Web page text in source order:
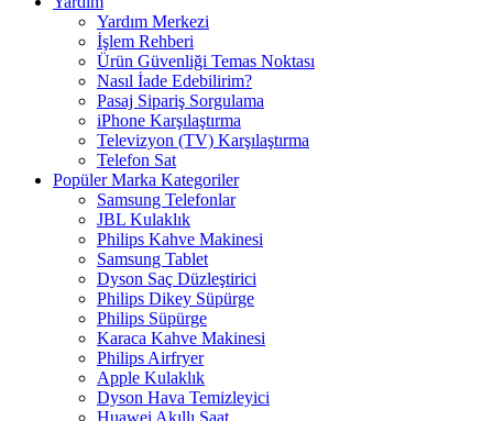
Yardım Merkezi
İşlem Rehberi
Ürün Güvenliği Temas Noktası
Nasıl İade Edebilirim?
Pasaj Sipariş Sorgulama
iPhone Karşılaştırma
Televizyon (TV) Karşılaştırma
Telefon Sat
Popüler Marka Kategoriler
Samsung Telefonlar
JBL Kulaklık
Philips Kahve Makinesi
Samsung Tablet
Dyson Saç Düzleştirici
Philips Dikey Süpürge
Philips Süpürge
Karaca Kahve Makinesi
Philips Airfryer
Apple Kulaklık
Dyson Hava Temizleyici